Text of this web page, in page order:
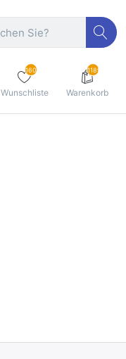
160
Wunschliste
1189
Warenkorb